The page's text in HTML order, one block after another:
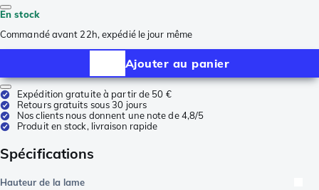
En stock
Commandé avant 22h, expédié le jour même
Ajouter au panier
Expédition gratuite à partir de 50 €
Retours gratuits sous 30 jours
Nos clients nous donnent une note de 4,8/5
Produit en stock, livraison rapide
Spécifications
Hauteur de la lame